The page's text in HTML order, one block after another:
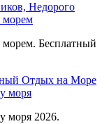
морем
морем. Бесплатный
моря
моря 2026.